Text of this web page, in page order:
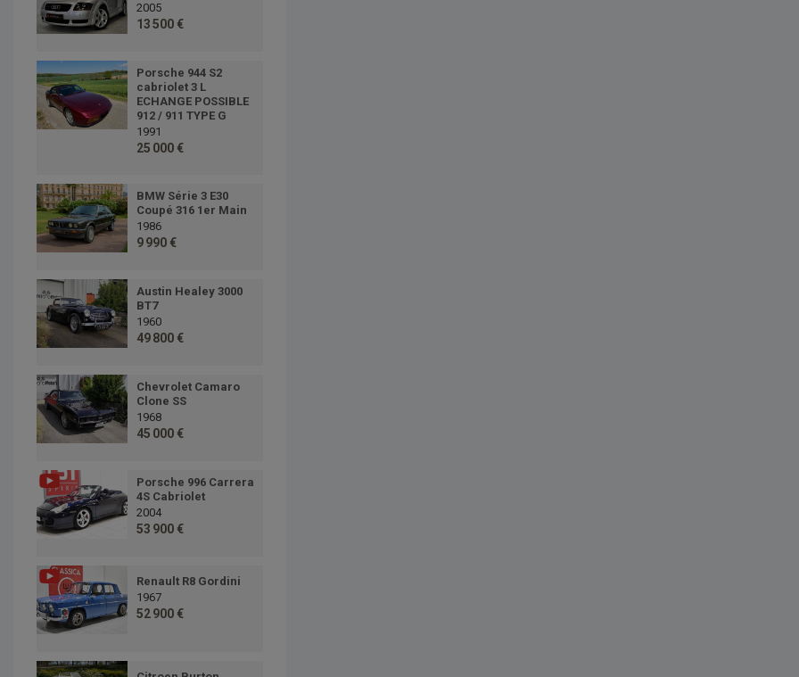
2005
13 500 €
Porsche 944 S2
cabriolet 3 L
ECHANGE POSSIBLE
912 / 911 TYPE G
1991
25 000 €
BMW Série 3 E30
Coupé 316 1er Main
1986
9 990 €
Austin Healey 3000
BT7
1960
49 800 €
Chevrolet Camaro
Clone SS
1968
45 000 €
Porsche 996 Carrera
4S Cabriolet
2004
53 900 €
Renault R8 Gordini
1967
52 900 €